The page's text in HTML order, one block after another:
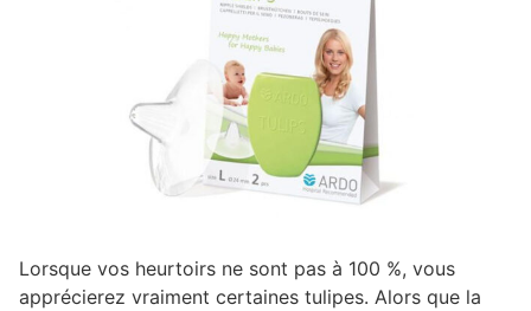
Lorsque vos heurtoirs ne sont pas à 100 %, vous
apprécierez vraiment certaines tulipes. Alors que la